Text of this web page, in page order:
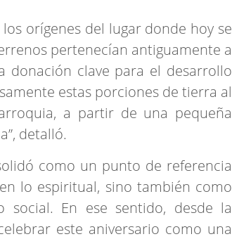
orígenes del lugar donde hoy se
pertenecían antiguamente a
donación clave para el desarrollo
estas porciones de tierra al
a partir de una pequeña
detalló.
como un punto de referencia
lo espiritual, sino también como
social. En ese sentido, desde la
este aniversario como una